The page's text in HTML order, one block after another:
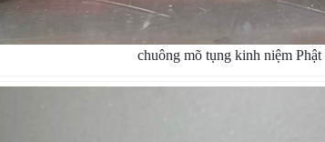
chuông mõ tụng kinh niệm Phật